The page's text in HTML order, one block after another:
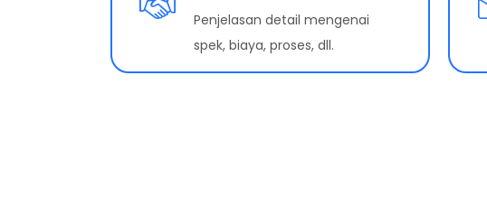
Penjelasan detail mengenai
spek, biaya, proses, dll.